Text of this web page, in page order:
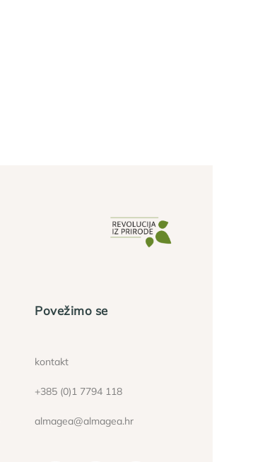
Povežimo se
kontakt
+385 (0)1 7794 118
almagea@almagea.hr